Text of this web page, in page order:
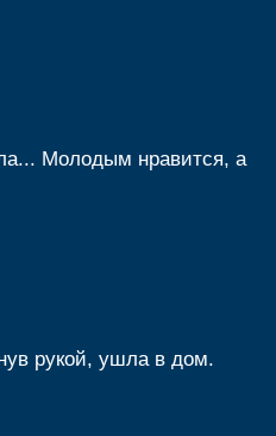
Молодым нравится, а
рукой, ушла в дом.